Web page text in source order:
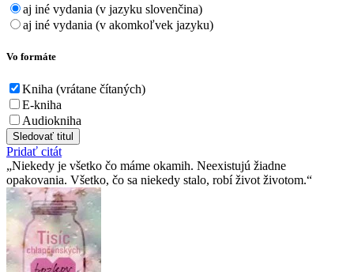
aj iné vydania (v jazyku slovenčina)
aj iné vydania (v akomkoľvek jazyku)
Vo formáte
Kniha (vrátane čítaných)
E-kniha
Audiokniha
Sledovať titul
Pridať citát
Niekedy je všetko čo máme okamih. Neexistujú žiadne
opakovania. Všetko, čo sa niekedy stalo, robí život životom.